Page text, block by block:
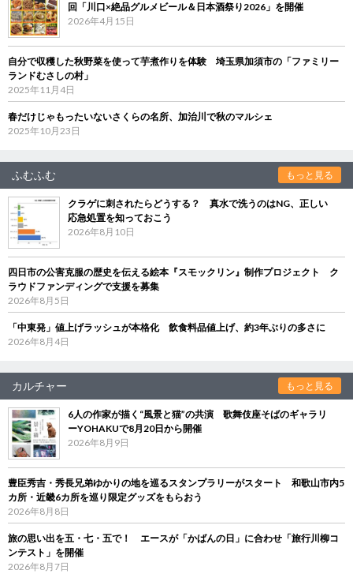
回「川口×絶品グルメビール＆日本酒祭り2026」を開催
2026年4月15日
自分で収穫した秋野菜を使って芋煮作りを体験 埼玉県加須市の「ファミリー
ランドむさしの村」
2025年11月4日
春だけじゃもったいないさくらの名所、加治川で秋のマルシェ
2025年10月23日
ふむふむ もっと見る
クラゲに刺されたらどうする？ 真水で洗うのはNG、正しい
応急処置を知っておこう
2026年8月10日
四日市の公害克服の歴史を伝える絵本『スモックリン』制作プロジェクト ク
ラウドファンディングで支援を募集
2026年8月5日
「中東発」値上げラッシュが本格化 飲食料品値上げ、約3年ぶりの多さに
2026年8月4日
カルチャー もっと見る
6人の作家が描く“風景と猫”の共演 歌舞伎座そばのギャラリ
ーYOHAKUで8月20日から開催
2026年8月9日
豊臣秀吉・秀長兄弟ゆかりの地を巡るスタンプラリーがスタート 和歌山市内5
カ所・近畿6カ所を巡り限定グッズをもらおう
2026年8月8日
旅の思い出を五・七・五で！ エースが「かばんの日」に合わせ「旅行川柳コ
ンテスト」を開催
2026年8月7日